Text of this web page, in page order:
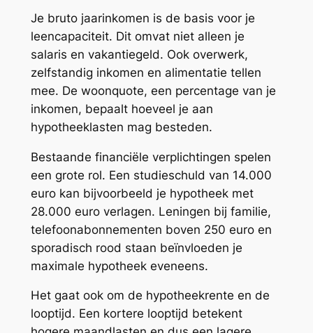
Je bruto jaarinkomen is de basis voor je
leencapaciteit. Dit omvat niet alleen je
salaris en vakantiegeld. Ook overwerk,
zelfstandig inkomen en alimentatie tellen
mee. De woonquote, een percentage van je
inkomen, bepaalt hoeveel je aan
hypotheeklasten mag besteden.
Bestaande financiële verplichtingen spelen
een grote rol. Een studieschuld van 14.000
euro kan bijvoorbeeld je hypotheek met
28.000 euro verlagen. Leningen bij familie,
telefoonabonnementen boven 250 euro en
sporadisch rood staan beïnvloeden je
maximale hypotheek eveneens.
Het gaat ook om de hypotheekrente en de
looptijd. Een kortere looptijd betekent